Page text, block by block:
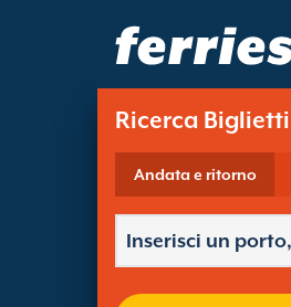
Ricerca Biglietti
Andata e ritorno